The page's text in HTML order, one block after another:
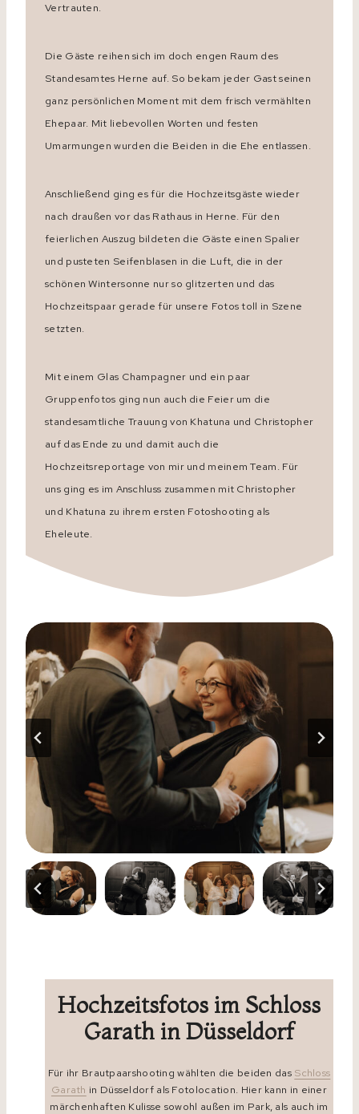
Vertrauten.
Die Gäste reihen sich im doch engen Raum des
Standesamtes Herne auf. So bekam jeder Gast seinen
ganz persönlichen Moment mit dem frisch vermählten
Ehepaar. Mit liebevollen Worten und festen
Umarmungen wurden die Beiden in die Ehe entlassen.
Anschließend ging es für die Hochzeitsgäste wieder
nach draußen vor das Rathaus in Herne. Für den
feierlichen Auszug bildeten die Gäste einen Spalier
und pusteten Seifenblasen in die Luft, die in der
schönen Wintersonne nur so glitzerten und das
Hochzeitspaar gerade für unsere Fotos toll in Szene
setzten.
Mit einem Glas Champagner und ein paar
Gruppenfotos ging nun auch die Feier um die
standesamtliche Trauung von Khatuna und Christopher
auf das Ende zu und damit auch die
Hochzeitsreportage von mir und meinem Team. Für
uns ging es im Anschluss zusammen mit Christopher
und Khatuna zu ihrem ersten Fotoshooting als
Eheleute.
Hochzeitsfotos im Schloss
Garath in Düsseldorf
Für ihr Brautpaarshooting wählten die beiden das Schloss
Garath in Düsseldorf als Fotolocation. Hier kann in einer
märchenhaften Kulisse sowohl außen im Park, als auch im